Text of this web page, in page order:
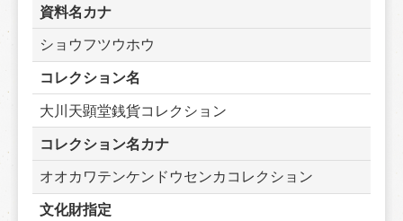
資料名カナ
ショウフツウホウ
コレクション名
大川天顕堂銭貨コレクション
コレクション名カナ
オオカワテンケンドウセンカコレクション
文化財指定